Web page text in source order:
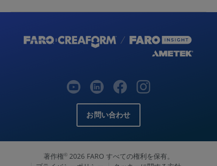
お問い合わせ
著作権©2026 FARO すべての権利を保有。